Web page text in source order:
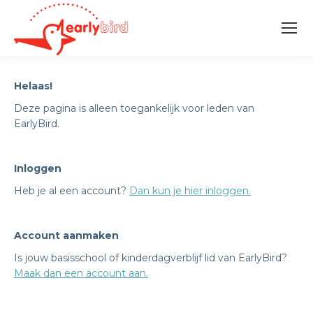
Helaas!
Deze pagina is alleen toegankelijk voor leden van
EarlyBird.
Inloggen
Heb je al een account? Dan kun je hier inloggen.
Account aanmaken
Is jouw basisschool of kinderdagverblijf lid van EarlyBird?
Maak dan een account aan.